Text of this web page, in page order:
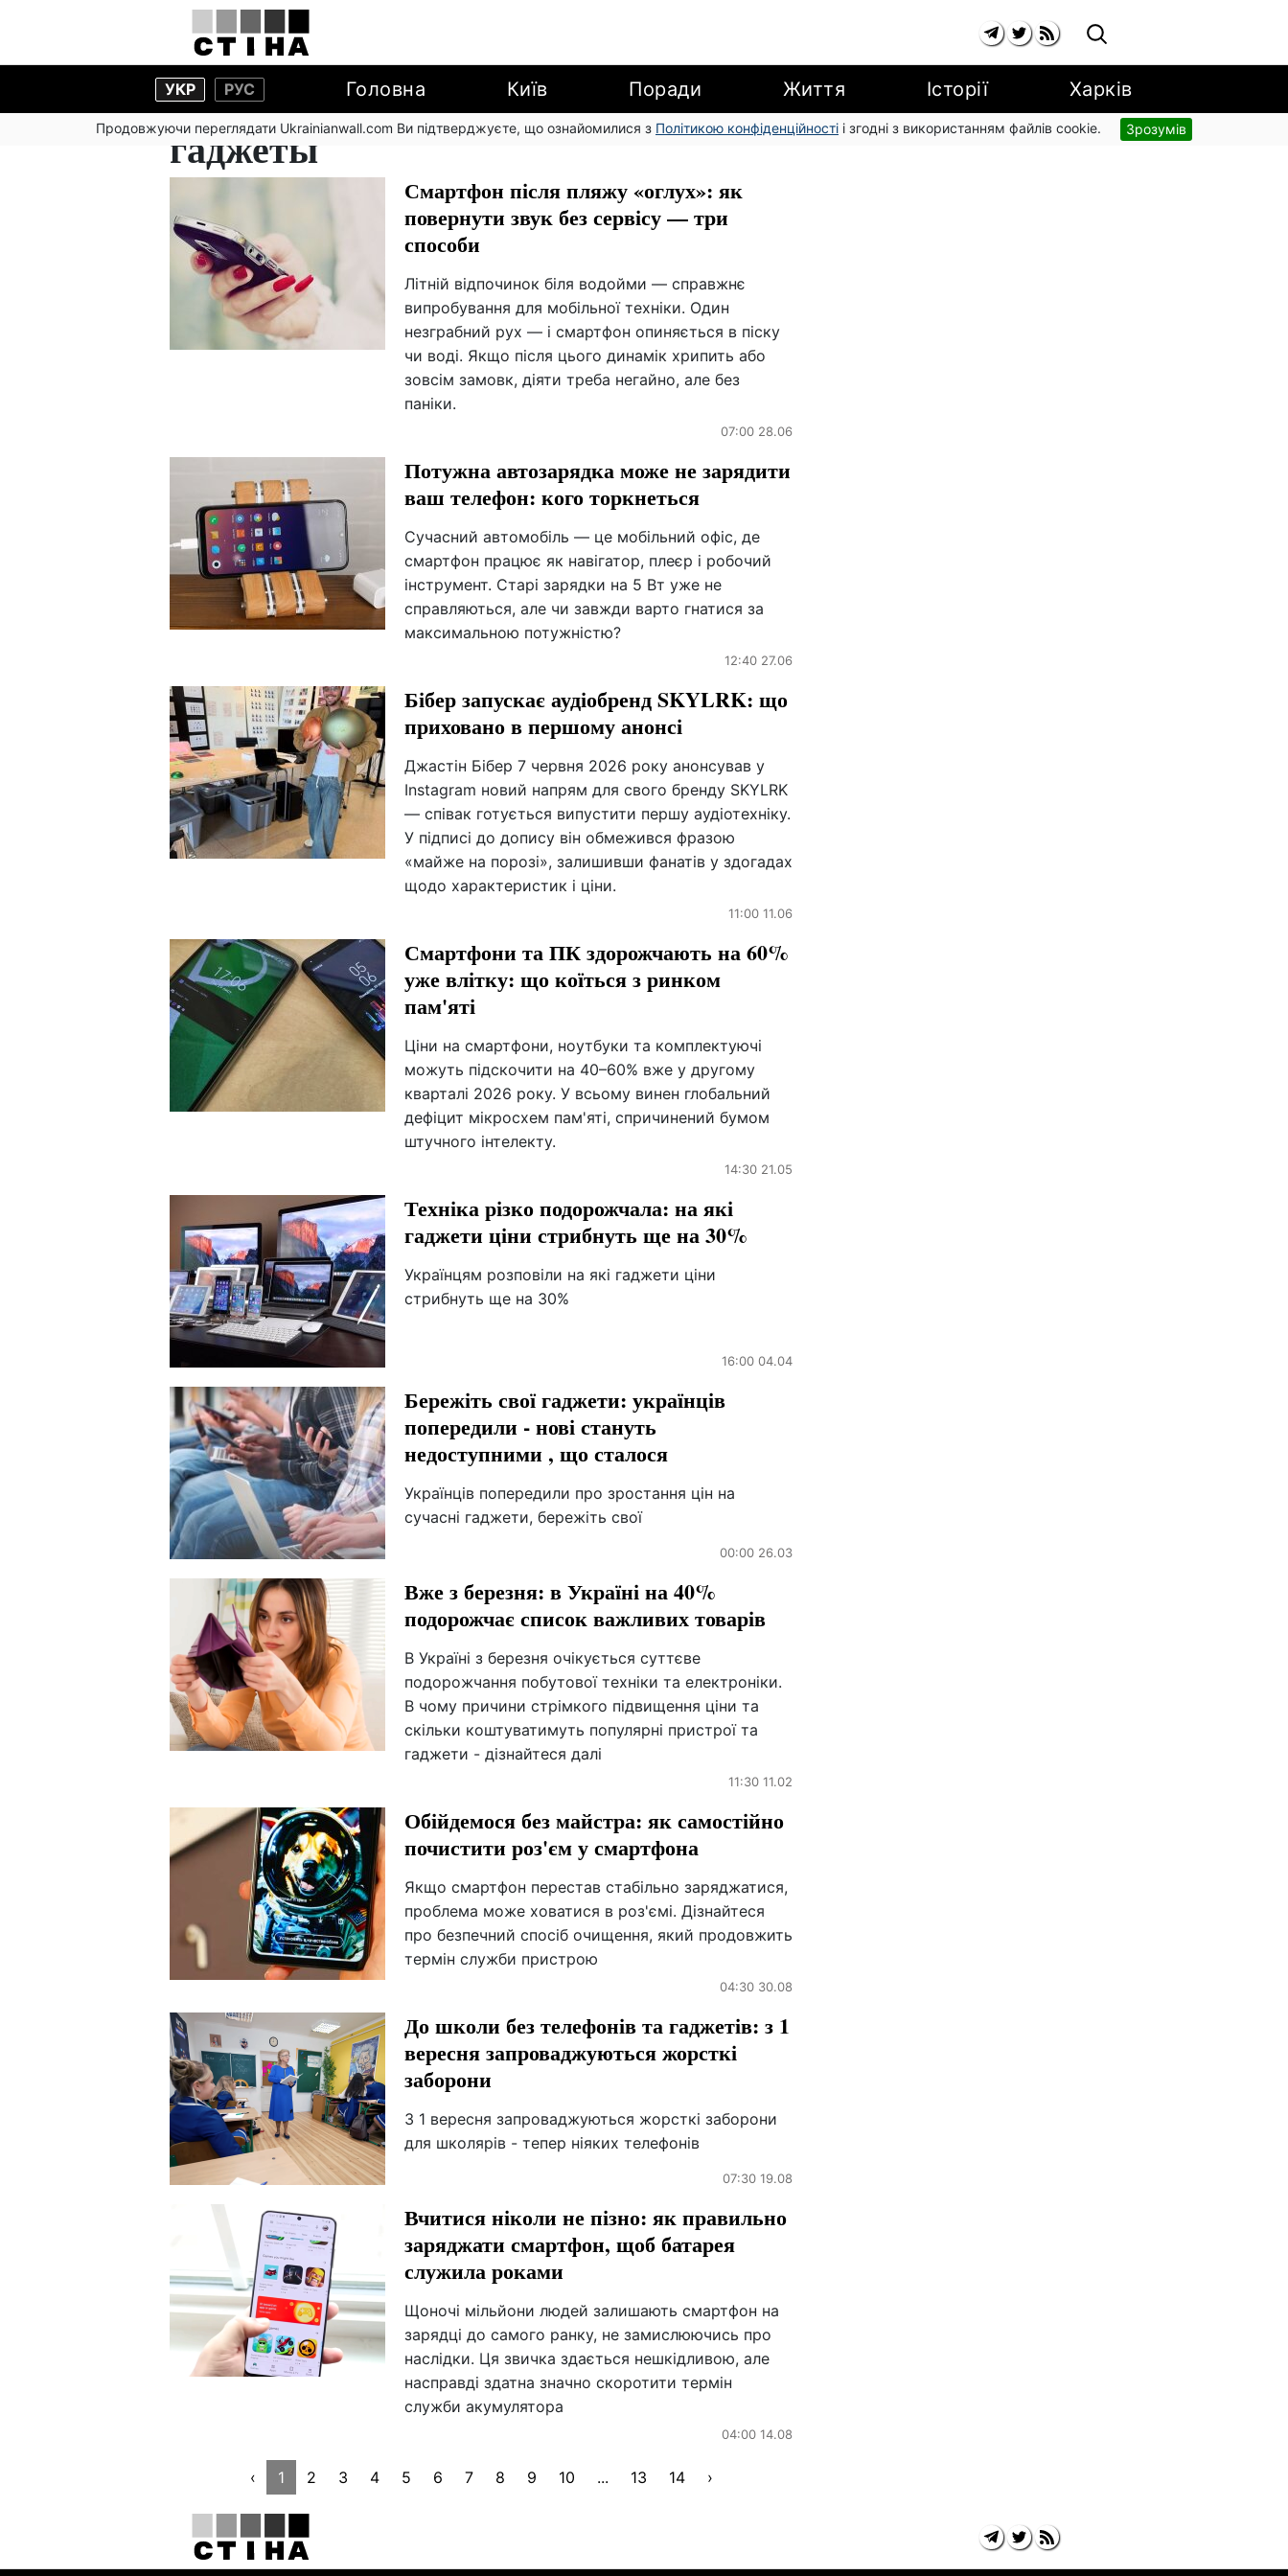
УКР РУС Головна Київ Поради Життя Історії Харків
Продовжуючи переглядати Ukrainianwall.com Ви підтверджуєте, що ознайомилися з Політикою конфіденційності і згодні з використанням файлів cookie. Зрозумів
гаджеты
Смартфон після пляжу «оглух»: як
повернути звук без сервісу — три
способи
Літній відпочинок біля водойми — справжнє
випробування для мобільної техніки. Один
незграбний рух — і смартфон опиняється в піску
чи воді. Якщо після цього динамік хрипить або
зовсім замовк, діяти треба негайно, але без
паніки.
07:00 28.06
Потужна автозарядка може не зарядити
ваш телефон: кого торкнеться
Сучасний автомобіль — це мобільний офіс, де
смартфон працює як навігатор, плеєр і робочий
інструмент. Старі зарядки на 5 Вт уже не
справляються, але чи завжди варто гнатися за
максимальною потужністю?
12:40 27.06
Бібер запускає аудіобренд SKYLRK: що
приховано в першому анонсі
Джастін Бібер 7 червня 2026 року анонсував у
Instagram новий напрям для свого бренду SKYLRK
— співак готується випустити першу аудіотехніку.
У підписі до допису він обмежився фразою
«майже на порозі», залишивши фанатів у здогадах
щодо характеристик і ціни.
11:00 11.06
Смартфони та ПК здорожчають на 60%
уже влітку: що коїться з ринком
пам'яті
Ціни на смартфони, ноутбуки та комплектуючі
можуть підскочити на 40–60% вже у другому
кварталі 2026 року. У всьому винен глобальний
дефіцит мікросхем пам'яті, спричинений бумом
штучного інтелекту.
14:30 21.05
Техніка різко подорожчала: на які
гаджети ціни стрибнуть ще на 30%
Українцям розповіли на які гаджети ціни
стрибнуть ще на 30%
16:00 04.04
Бережіть свої гаджети: українців
попередили - нові стануть
недоступними , що сталося
Українців попередили про зростання цін на
сучасні гаджети, бережіть свої
00:00 26.03
Вже з березня: в Україні на 40%
подорожчає список важливих товарів
В Україні з березня очікується суттєве
подорожчання побутової техніки та електроніки.
В чому причини стрімкого підвищення ціни та
скільки коштуватимуть популярні пристрої та
гаджети - дізнайтеся далі
11:30 11.02
Обійдемося без майстра: як самостійно
почистити роз'єм у смартфона
Якщо смартфон перестав стабільно заряджатися,
проблема може ховатися в роз'ємі. Дізнайтеся
про безпечний спосіб очищення, який продовжить
термін служби пристрою
04:30 30.08
До школи без телефонів та гаджетів: з 1
вересня запроваджуються жорсткі
заборони
З 1 вересня запроваджуються жорсткі заборони
для школярів - тепер ніяких телефонів
07:30 19.08
Вчитися ніколи не пізно: як правильно
заряджати смартфон, щоб батарея
служила роками
Щоночі мільйони людей залишають смартфон на
зарядці до самого ранку, не замислюючись про
наслідки. Ця звичка здається нешкідливою, але
насправді здатна значно скоротити термін
служби акумулятора
04:00 14.08
‹ 1 2 3 4 5 6 7 8 9 10 ... 13 14 ›